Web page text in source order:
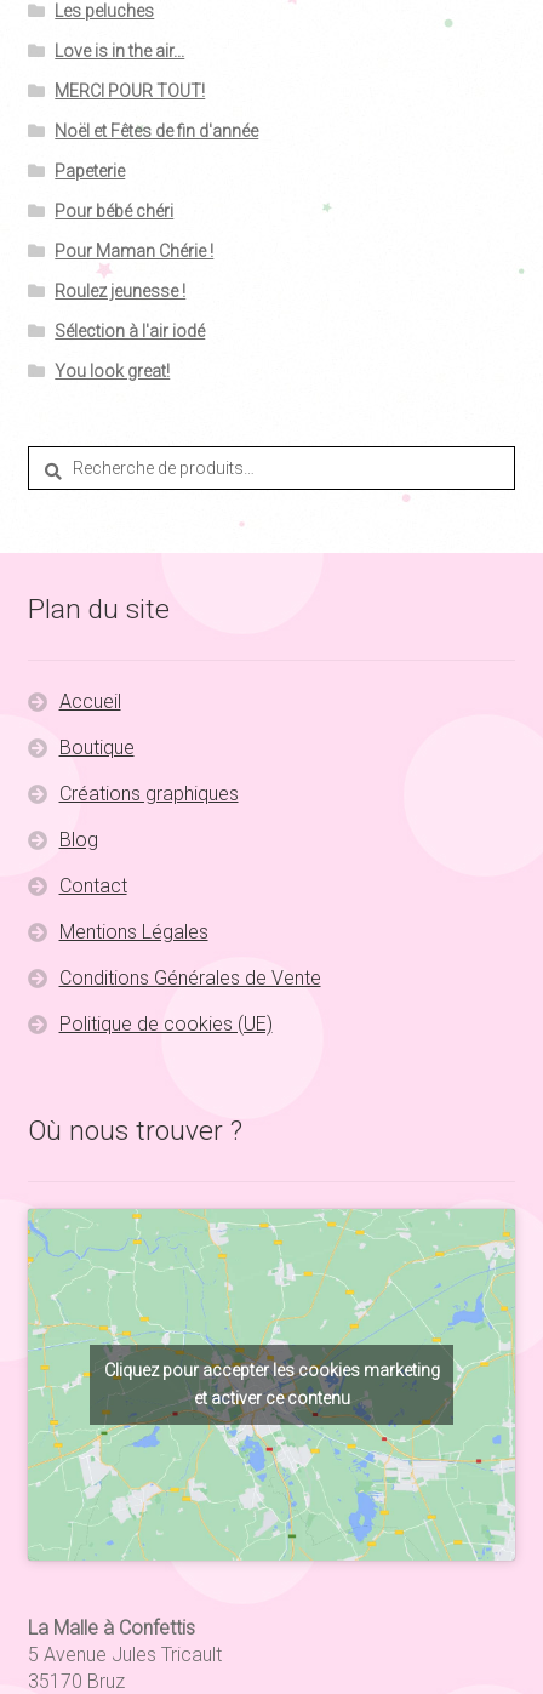
Les peluches
Love is in the air...
MERCI POUR TOUT!
Noël et Fêtes de fin d'année
Papeterie
Pour bébé chéri
Pour Maman Chérie !
Roulez jeunesse !
Sélection à l'air iodé
You look great!
Recherche
pour :
Recherche
Plan du site
Accueil
Boutique
Créations graphiques
Blog
Contact
Mentions Légales
Conditions Générales de Vente
Politique de cookies (UE)
Où nous trouver ?
Cliquez pour accepter les cookies marketing
et activer ce contenu
La Malle à Confettis
5 Avenue Jules Tricault
35170 Bruz